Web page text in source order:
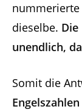
dieselbe.
unendlich,
Somit die